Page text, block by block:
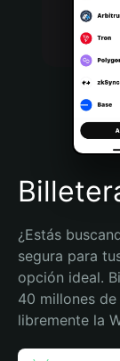
Bahasa Indonesia
Português (Brasil)
Español
¿Estás
segura para
opción ideal.
40 millones
libremente la